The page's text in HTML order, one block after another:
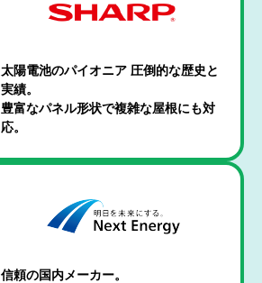
太陽電池のパイオニア 圧倒的な歴史と
実績。
豊富なパネル形状で複雑な屋根にも対
応。
信頼の国内メーカー。